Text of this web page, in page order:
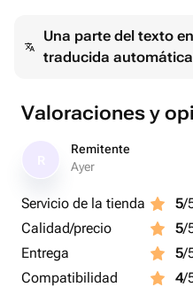
Вы можете выбрать любое
Una parte del texto
traducida
Valoraciones y
Remitente
Ayer
Servicio de la tienda 5/
Calidad/precio
5/
Entrega
5/
Compatibilidad
4/